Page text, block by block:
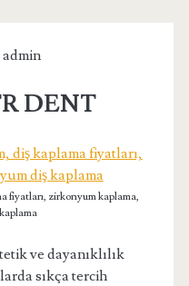
admin
DENT
fiyatları, zirkonyum kaplama,
ve dayanıklılık
sıkça tercih